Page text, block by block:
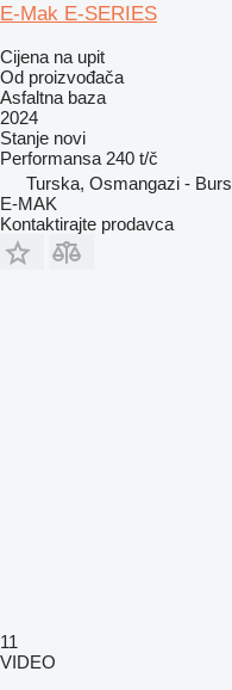
E-Mak E-SERIES
Cijena na upit
Od proizvođača
Asfaltna baza
2024
Stanje novi
Performansa 240 t/č
Turska, Osmangazi -
E-MAK
Kontaktirajte prodavca
11
VIDEO